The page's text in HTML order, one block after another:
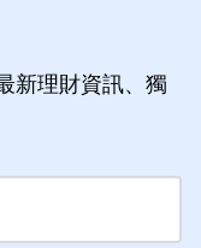
新理財資訊、獨